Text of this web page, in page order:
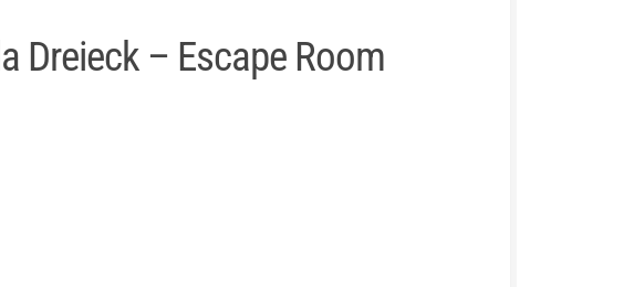
Dreieck – Escape Room